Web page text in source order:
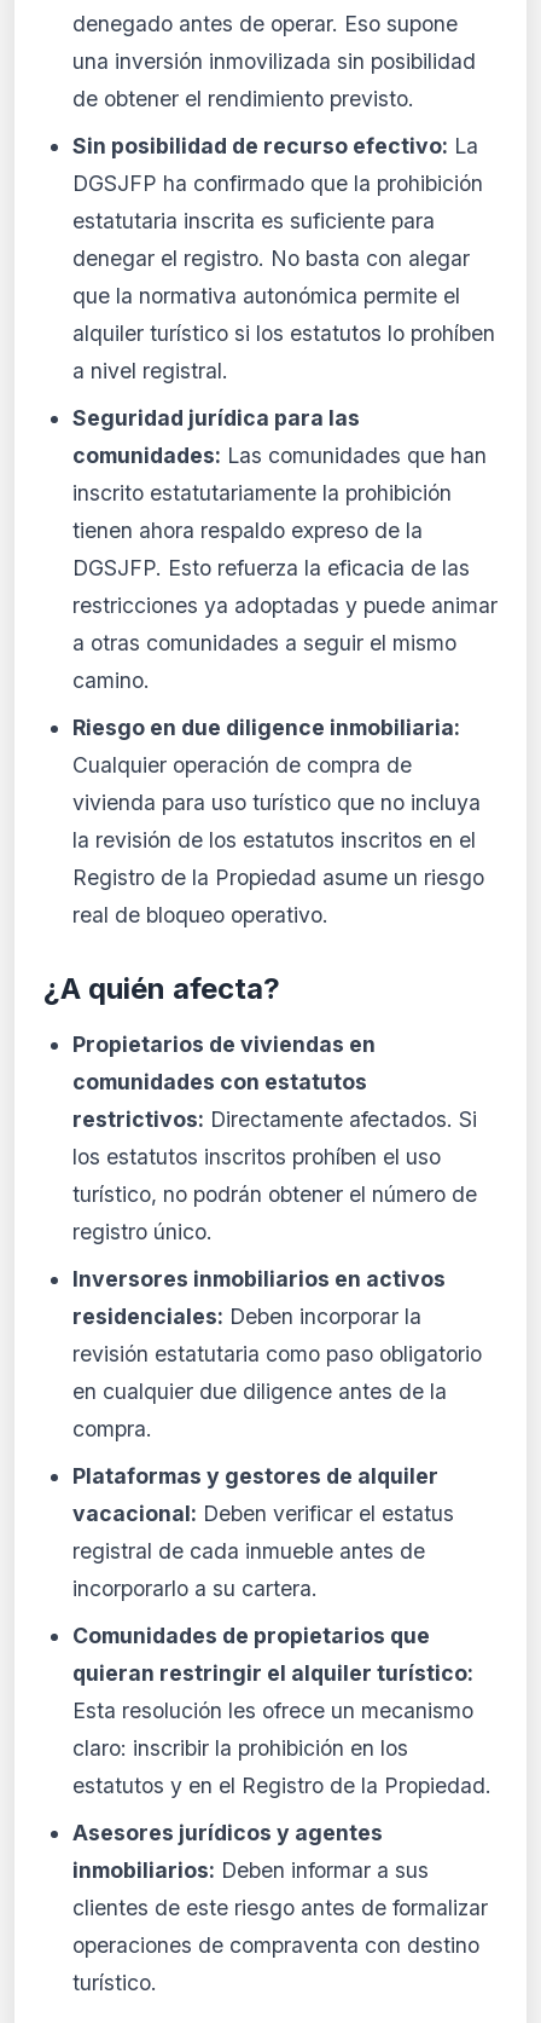
denegado antes de operar. Eso supone
una inversión inmovilizada sin posibilidad
de obtener el rendimiento previsto.
Sin posibilidad de recurso efectivo: La
DGSJFP ha confirmado que la prohibición
estatutaria inscrita es suficiente para
denegar el registro. No basta con alegar
que la normativa autonómica permite el
alquiler turístico si los estatutos lo prohíben
a nivel registral.
Seguridad jurídica para las
comunidades: Las comunidades que han
inscrito estatutariamente la prohibición
tienen ahora respaldo expreso de la
DGSJFP. Esto refuerza la eficacia de las
restricciones ya adoptadas y puede animar
a otras comunidades a seguir el mismo
camino.
Riesgo en due diligence inmobiliaria:
Cualquier operación de compra de
vivienda para uso turístico que no incluya
la revisión de los estatutos inscritos en el
Registro de la Propiedad asume un riesgo
real de bloqueo operativo.
¿A quién afecta?
Propietarios de viviendas en
comunidades con estatutos
restrictivos: Directamente afectados. Si
los estatutos inscritos prohíben el uso
turístico, no podrán obtener el número de
registro único.
Inversores inmobiliarios en activos
residenciales: Deben incorporar la
revisión estatutaria como paso obligatorio
en cualquier due diligence antes de la
compra.
Plataformas y gestores de alquiler
vacacional: Deben verificar el estatus
registral de cada inmueble antes de
incorporarlo a su cartera.
Comunidades de propietarios que
quieran restringir el alquiler turístico:
Esta resolución les ofrece un mecanismo
claro: inscribir la prohibición en los
estatutos y en el Registro de la Propiedad.
Asesores jurídicos y agentes
inmobiliarios: Deben informar a sus
clientes de este riesgo antes de formalizar
operaciones de compraventa con destino
turístico.